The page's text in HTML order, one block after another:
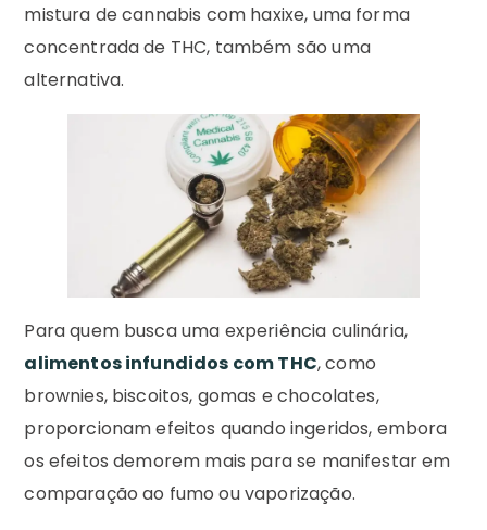
mistura de cannabis com haxixe, uma forma
concentrada de THC, também são uma
alternativa.
Para quem busca uma experiência culinária,
alimentos infundidos com THC, como
brownies, biscoitos, gomas e chocolates,
proporcionam efeitos quando ingeridos, embora
os efeitos demorem mais para se manifestar em
comparação ao fumo ou vaporização.